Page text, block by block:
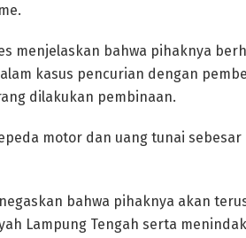
menjelaskan bahwa pihaknya
kasus pencurian dengan
dilakukan pembinaan.
motor dan uang tunai sebesar
bahwa pihaknya akan
Lampung Tengah serta